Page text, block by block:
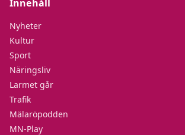
Innehåll
Nyheter
Kultur
Sport
Näringsliv
Larmet går
Trafik
Mälaröpodden
MN-Play